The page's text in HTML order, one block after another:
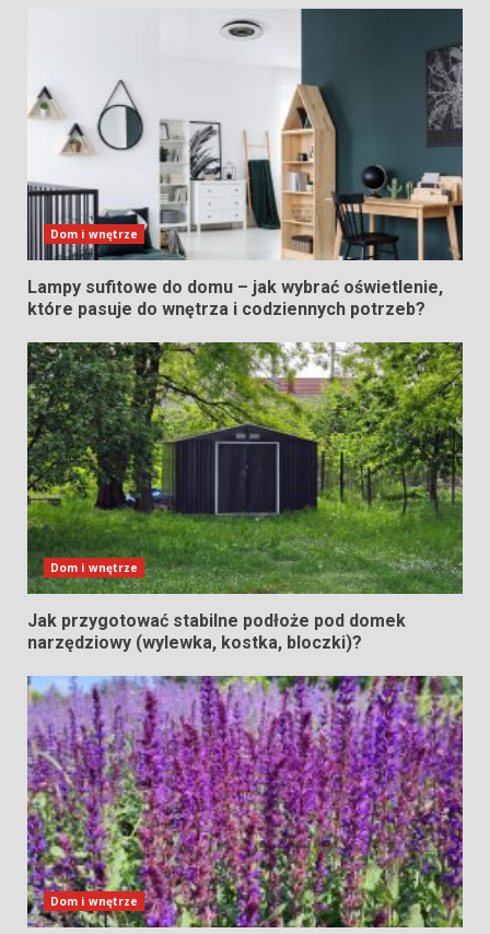
Dom i wnętrze
Lampy sufitowe do domu – jak wybrać oświetlenie,
które pasuje do wnętrza i codziennych potrzeb?
Dom i wnętrze
Jak przygotować stabilne podłoże pod domek
narzędziowy (wylewka, kostka, bloczki)?
Dom i wnętrze